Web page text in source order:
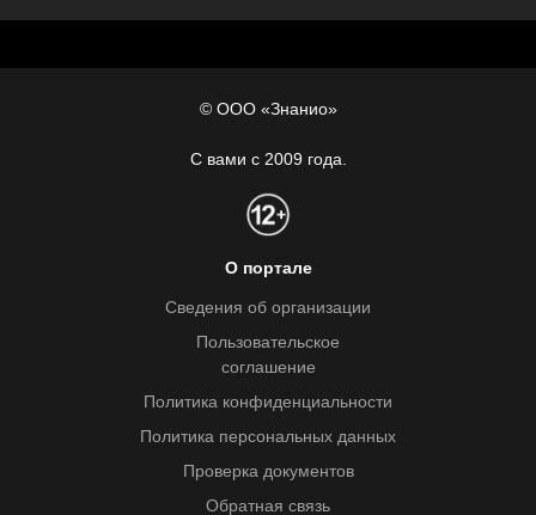
© ООО «Знанио»
С вами с 2009 года.
О портале
Сведения об организации
Пользовательское
соглашение
Политика конфиденциальности
Политика персональных данных
Проверка документов
Обратная связь